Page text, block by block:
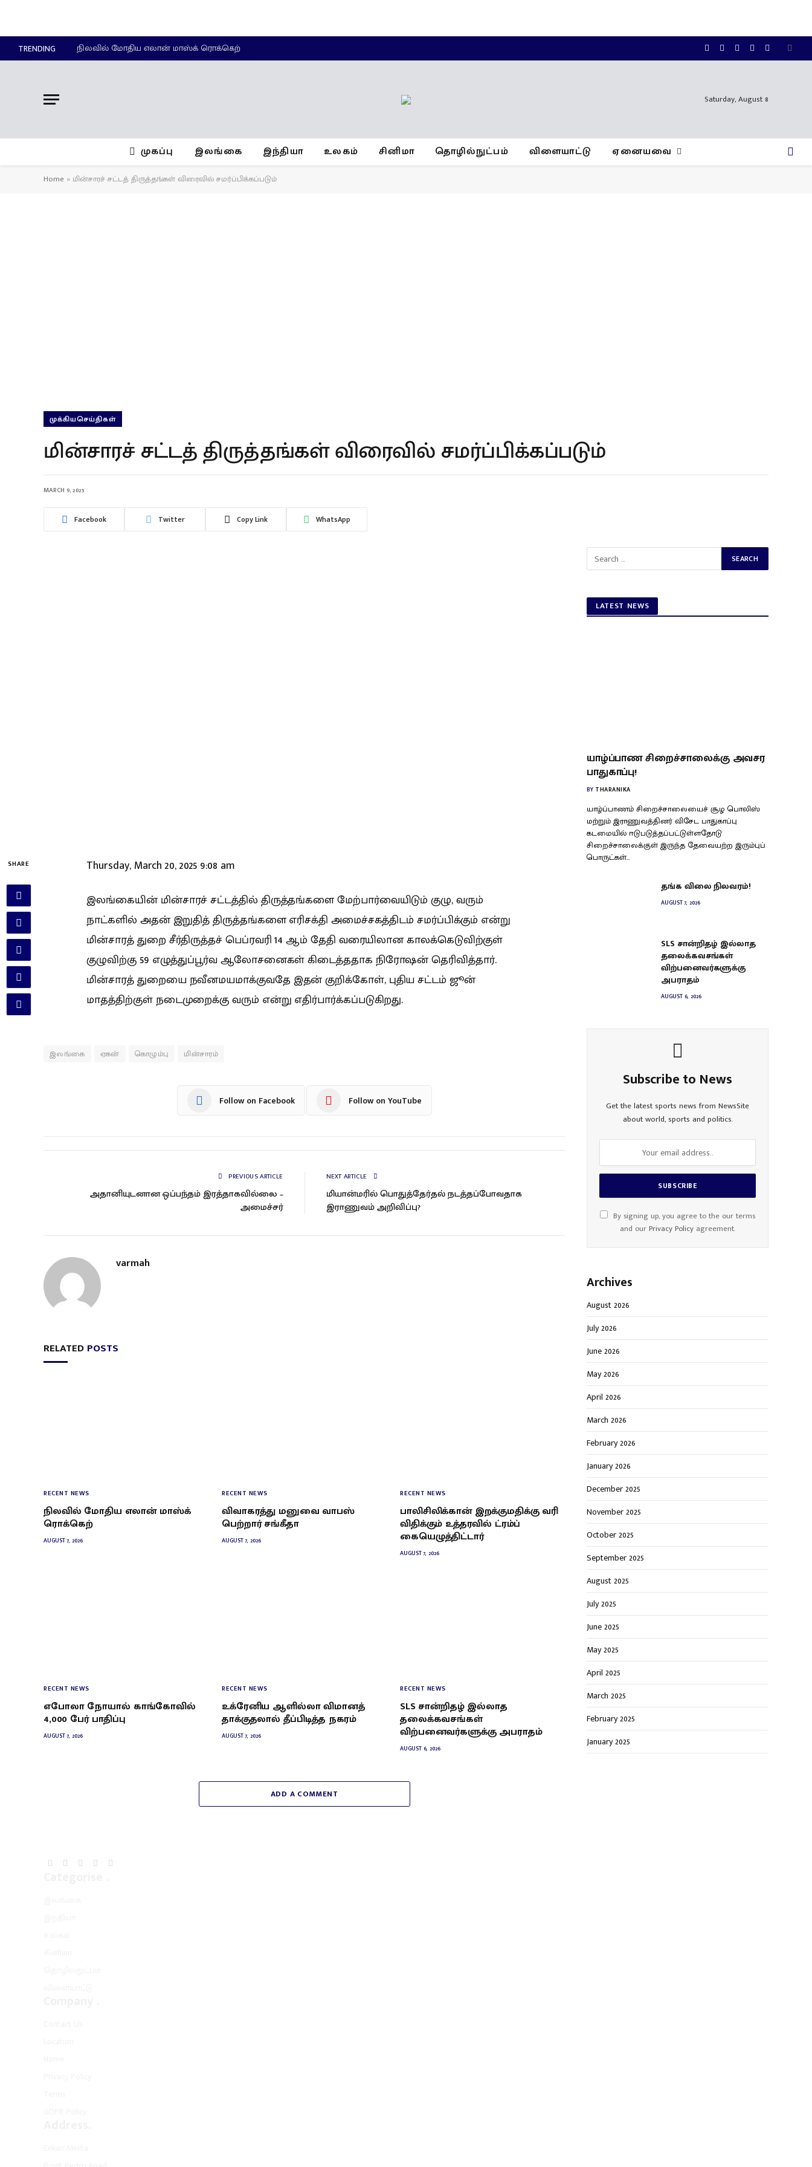
TRENDING நிலவில் மோதிய எலான் மாஸ்க் ரொக்கெற் Facebook
X
Instagram
YouTubeWhatsApp
Saturday, August 8
முகப்பு இலங்கை இந்தியா உலகம் சினிமா தொழில்நுட்பம் விளையாட்டு ஏனையவை
Home » மின்சாரச் சட்டத் திருத்தங்கள் விரைவில் சமர்ப்பிக்கப்படும்
முக்கியசெய்திகள்
மின்சாரச் சட்டத் திருத்தங்கள் விரைவில் சமர்ப்பிக்கப்படும்
MARCH 9, 2025
Facebook Twitter Copy Link WhatsApp
SHARE
Thursday, March 20, 2025 9:08 am
இலங்கையின் மின்சாரச் சட்டத்தில் திருத்தங்களை மேற்பார்வையிடும் குழு, வரும்
நாட்களில் அதன் இறுதித் திருத்தங்களை எரிசக்தி அமைச்சகத்திடம் சமர்ப்பிக்கும் என்று
மின்சாரத் துறை சீர்திருத்தச் பெப்ரவரி 14 ஆம் தேதி வரையிலான காலக்கெடுவிற்குள்
குழுவிற்கு 59 எழுத்துப்பூர்வ ஆலோசனைகள் கிடைத்ததாக நிரோஷன் தெரிவித்தார்.
மின்சாரத் துறையை நவீனமயமாக்குவதே இதன் குறிக்கோள், புதிய சட்டம் ஜூன்
மாதத்திற்குள் நடைமுறைக்கு வரும் என்று எதிர்பார்க்கப்படுகிறது.
இலங்கை ஏகன் கொழும்பு மின்சாரம்
Follow on Facebook Follow on YouTube
PREVIOUS ARTICLE
அதானியுடனான ஒப்பந்தம் இரத்தாக‌வில்லை –
அமைச்சர்
NEXT ARTICLE
மியான்மரில் பொதுத்தேர்தல் நடத்தப்போவதாக
இராணுவம் அறிவிப்பு?
varmah
RELATED POSTS
RECENT NEWS
நிலவில் மோதிய எலான் மாஸ்க்
ரொக்கெற்
AUGUST 7, 2026
RECENT NEWS
விவாகரத்து மனுவை வாபஸ்
பெற்றார் சங்கீதா
AUGUST 7, 2026
RECENT NEWS
பாலிசிலிக்கான் இறக்குமதிக்கு வரி
விதிக்கும் உத்தரவில் ட்ரம்ப்
கையெழுத்திட்டார்
AUGUST 7, 2026
RECENT NEWS
எபோலா நோயால் காங்கோவில்
4,000 பேர் பாதிப்பு
AUGUST 7, 2026
RECENT NEWS
உக்ரேனிய ஆளில்லா விமானத்
தாக்குதலால் தீப்பிடித்த நகரம்
AUGUST 7, 2026
RECENT NEWS
SLS சான்றிதழ் இல்லாத
தலைக்கவசங்கள்
விற்பனைவர்களுக்கு அபராதம்
AUGUST 6, 2026
ADD A COMMENT
LATEST NEWS
யாழ்ப்பாண சிறைச்சாலைக்கு அவசர
பாதுகாப்பு!
BY THARANIKA
யாழ்ப்பாணம் சிறைச்சாலையைச் சூழ பொலிஸ்
மற்றும் இராணுவத்தினர் விசேட பாதுகாப்பு
கடமையில் ஈடுபடுத்தப்பட்டுள்ளதோடு
சிறைச்சாலைக்குள் இருந்த தேவையற்ற இரும்புப்
பொருட்கள்…
தங்க விலை நிலவரம்!
AUGUST 7, 2026
SLS சான்றிதழ் இல்லாத
தலைக்கவசங்கள்
விற்பனைவர்களுக்கு
அபராதம்
AUGUST 6, 2026
Subscribe to News
Get the latest sports news from NewsSite
about world, sports and politics.
By signing up, you agree to the our terms
and ourPrivacy Policy agreement.
Archives
August 2026
July 2026
June 2026
May 2026
April 2026
March 2026
February 2026
January 2026
December 2025
November 2025
October 2025
September 2025
August 2025
July 2025
June 2025
May 2025
April 2025
March 2025
February 2025
January 2025
Facebook
X
WhatsApp
Instagram
YouTube